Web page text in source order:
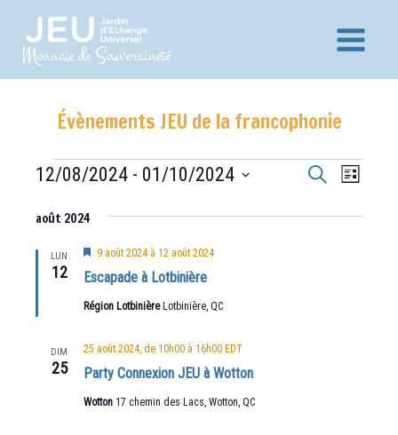
contenuMonnaie de Souveraineté
Main
Évènements JEU de la francophonie
Évènements Recherche
Recherche
vues
Liste
12/08/2024 - 01/10/2024
une
août 2024
LUN
12 Escapade à Lotbinière
Mis
avant
9 août 2024à 12 août 2024
Région Lotbinière Lotbinière, QC
DIM
25 Party Connexion JEU à Wotton
25 août 2024, de 10h00à 16h00 EDT
Wotton 17 chemin des Lacs, Wotton, QC